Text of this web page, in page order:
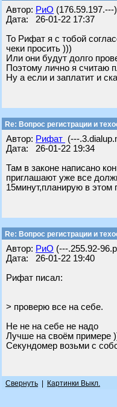
Автор: РиО (176.59.197.---)
Дата: 26-01-22 17:37
То Рифат я с тобой
чеки просить )))
Или они будут долго
Поэтому лично я считаю
Ну а если и заплатит и
Re: Вопрос регистрации и
Автор: Рифат (---
Дата: 26-01-22 19:34
Там в законе написано
приглашают уже все
15минут,планирую в этом
Re: Вопрос регистрации и
Автор: РиО (---.255.92-
Дата: 26-01-22 19:40
Рифат писал:
> проверю все на себе.
Не не на себе не надо
Лучше на своём примере
Секундомер возьми с
Свернуть Картинки Выкл.